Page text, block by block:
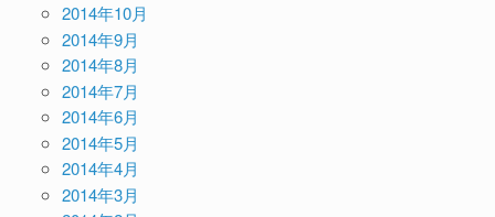
2014年10月
2014年9月
2014年8月
2014年7月
2014年6月
2014年5月
2014年4月
2014年3月